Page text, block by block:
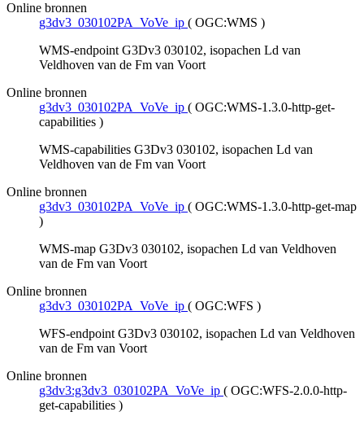
Online bronnen
g3dv3_030102PA_VoVe_ip ( OGC:WMS )
WMS-endpoint G3Dv3 030102, isopachen Ld van
Veldhoven van de Fm van Voort
Online bronnen
g3dv3_030102PA_VoVe_ip ( OGC:WMS-1.3.0-http-get-
capabilities )
WMS-capabilities G3Dv3 030102, isopachen Ld van
Veldhoven van de Fm van Voort
Online bronnen
g3dv3_030102PA_VoVe_ip ( OGC:WMS-1.3.0-http-get-map
)
WMS-map G3Dv3 030102, isopachen Ld van Veldhoven
van de Fm van Voort
Online bronnen
g3dv3_030102PA_VoVe_ip ( OGC:WFS )
WFS-endpoint G3Dv3 030102, isopachen Ld van Veldhoven
van de Fm van Voort
Online bronnen
g3dv3:g3dv3_030102PA_VoVe_ip ( OGC:WFS-2.0.0-http-
get-capabilities )